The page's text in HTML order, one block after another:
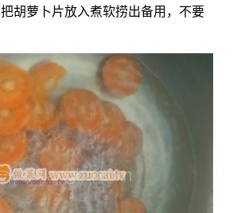
胡萝卜片放入煮软捞出备用，不要